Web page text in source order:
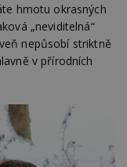
hmotu okrasných
„neviditelná“
nepůsobí striktně
v přírodních